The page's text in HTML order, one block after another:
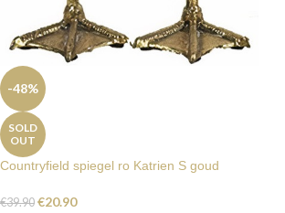
-48%
SOLD
OUT
Countryfield spiegel ro Katrien S goud
€39.90 €20.90